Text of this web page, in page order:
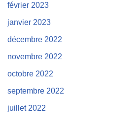
février 2023
janvier 2023
décembre 2022
novembre 2022
octobre 2022
septembre 2022
juillet 2022